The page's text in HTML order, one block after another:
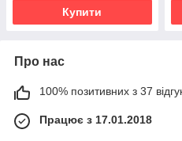
Купити
Про нас
100% позитивних з 37
Працює з 17.01.2018